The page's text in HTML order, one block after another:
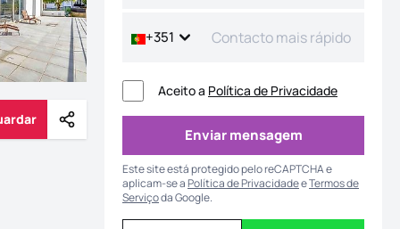
Guardar Partilhar
+351
Aceito a Política de Privacidade
Enviar mensagem
Enviar mensagem
Este site está protegido pelo reCAPTCHA e
aplicam-se aPolítica de PrivacidadeeTermos de
Serviçoda Google.